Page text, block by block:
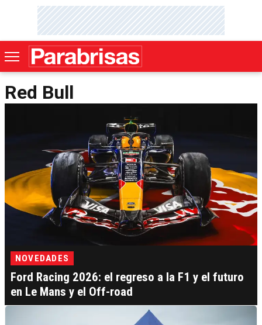
Red Bull
NOVEDADES
Ford Racing 2026: el regreso a la F1 y el futuro
en Le Mans y el Off-road